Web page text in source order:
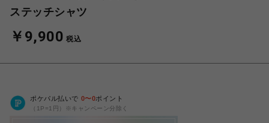
ステッチシャツ
￥9,900 税込
ポケパル払いで 0〜0ポイント
（1P=1円）※キャンペーン分除く